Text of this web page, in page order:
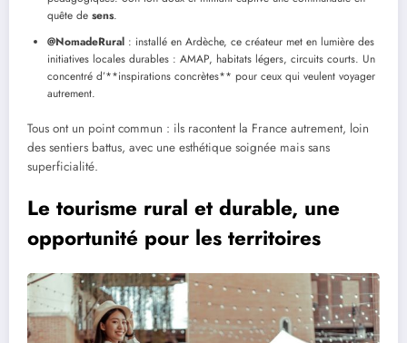
quête de sens.
@NomadeRural : installé en Ardèche, ce créateur met en lumière des
initiatives locales durables : AMAP, habitats légers, circuits courts. Un
concentré d’**inspirations concrètes** pour ceux qui veulent voyager
autrement.
Tous ont un point commun : ils racontent la France autrement, loin
des sentiers battus, avec une esthétique soignée mais sans
superficialité.
Le tourisme rural et durable, une
opportunité pour les territoires